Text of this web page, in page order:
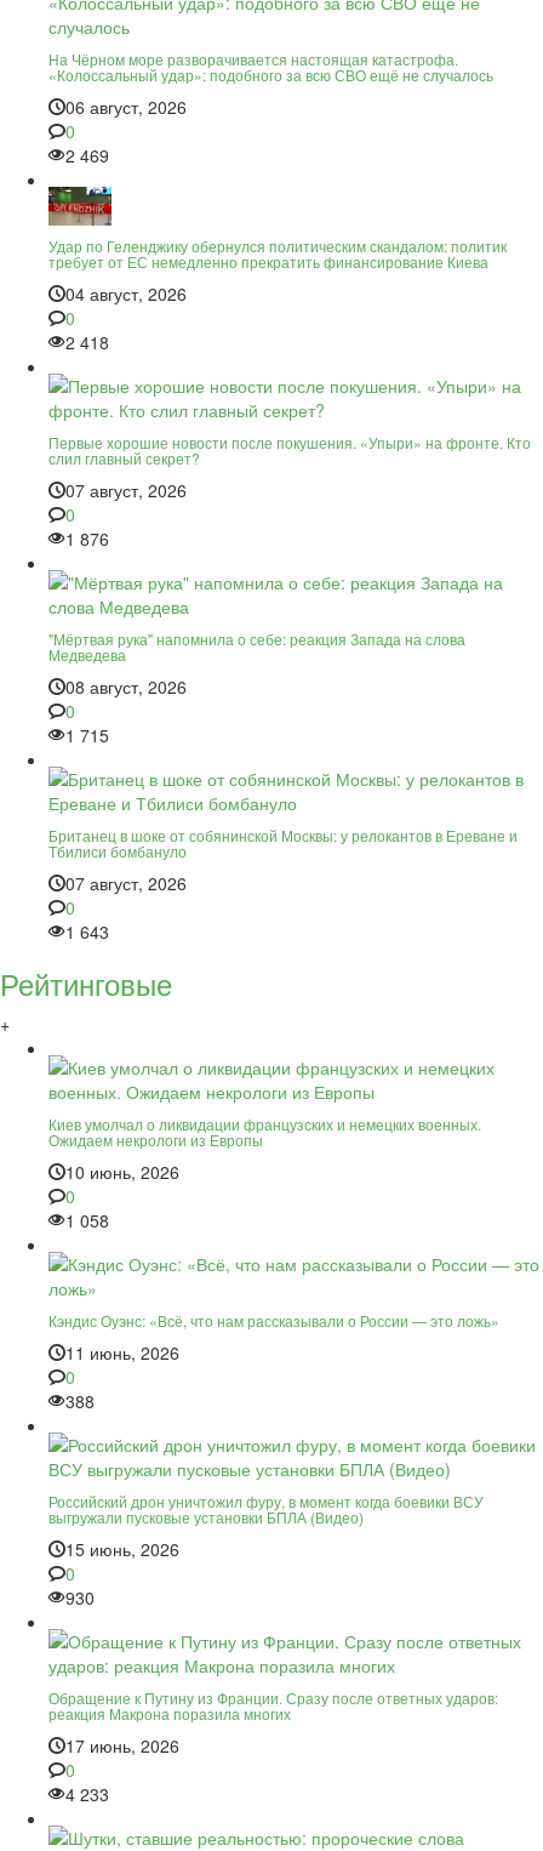
На Чёрном море разворачивается настоящая катастрофа.
«Колоссальный удар»: подобного за всю СВО ещё не случалось
06 август, 2026
0
2 469
Удар по Геленджику обернулся политическим скандалом: политик
требует от ЕС немедленно прекратить финансирование Киева
04 август, 2026
0
2 418
Первые хорошие новости после покушения. «Упыри» на фронте. Кто
слил главный секрет?
07 август, 2026
0
1 876
"Мёртвая рука" напомнила о себе: реакция Запада на слова
Медведева
08 август, 2026
0
1 715
Британец в шоке от собянинской Москвы: у релокантов в Ереване и
Тбилиси бомбануло
07 август, 2026
0
1 643
Рейтинговые
+
Киев умолчал о ликвидации французских и немецких военных.
Ожидаем некрологи из Европы
10 июнь, 2026
0
1 058
Кэндис Оуэнс: «Всё, что нам рассказывали о России — это ложь»
11 июнь, 2026
0
388
Российский дрон уничтожил фуру, в момент когда боевики ВСУ
выгружали пусковые установки БПЛА (Видео)
15 июнь, 2026
0
930
Обращение к Путину из Франции. Сразу после ответных ударов:
реакция Макрона поразила многих
17 июнь, 2026
0
4 233